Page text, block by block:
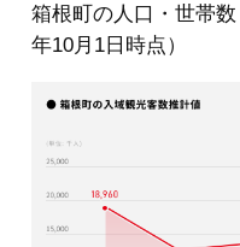
箱根町の人口・世帯数
年10月1日時点）